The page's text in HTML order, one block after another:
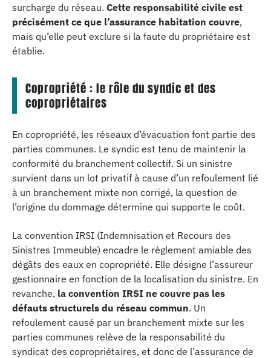
surcharge du réseau. Cette responsabilité civile est
précisément ce que l’assurance habitation couvre,
mais qu’elle peut exclure si la faute du propriétaire est
établie.
Copropriété : le rôle du syndic et des
copropriétaires
En copropriété, les réseaux d’évacuation font partie des
parties communes. Le syndic est tenu de maintenir la
conformité du branchement collectif. Si un sinistre
survient dans un lot privatif à cause d’un refoulement lié
à un branchement mixte non corrigé, la question de
l’origine du dommage détermine qui supporte le coût.
La convention IRSI (Indemnisation et Recours des
Sinistres Immeuble) encadre le règlement amiable des
dégâts des eaux en copropriété. Elle désigne l’assureur
gestionnaire en fonction de la localisation du sinistre. En
revanche, la convention IRSI ne couvre pas les
défauts structurels du réseau commun. Un
refoulement causé par un branchement mixte sur les
parties communes relève de la responsabilité du
syndicat des copropriétaires, et donc de l’assurance de